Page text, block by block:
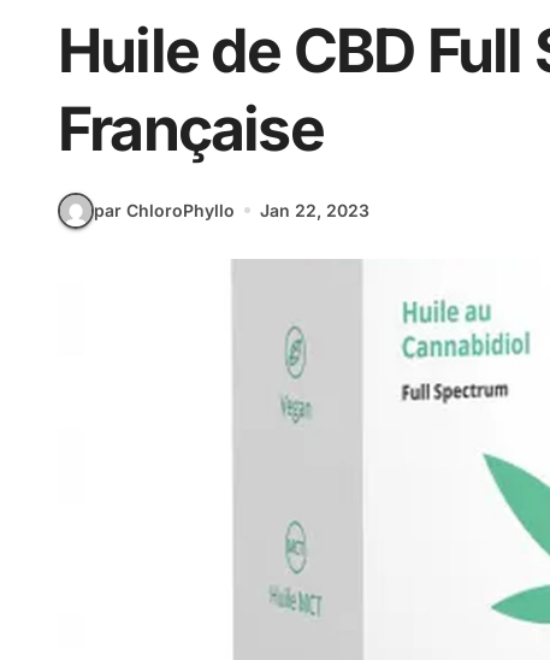
Huile de CBD
Française
par ChloroPhyllo Jan 22, 2023